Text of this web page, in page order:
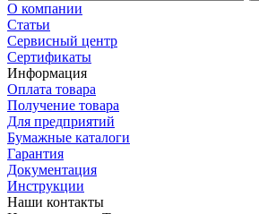
О компании
Статьи
Сервисный центр
Сертификаты
Информация
Оплата товара
Получение товара
Для предприятий
Бумажные каталоги
Гарантия
Документация
Инструкции
Наши контакты